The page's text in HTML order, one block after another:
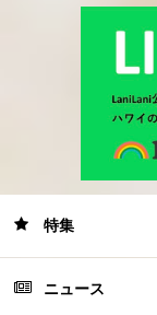
特集
ニュース